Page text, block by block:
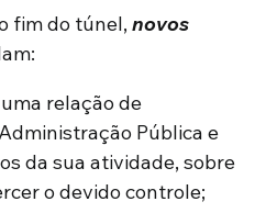
fim do túnel,novos
relação de
Pública e
da sua atividade, sobre
o devido controle;